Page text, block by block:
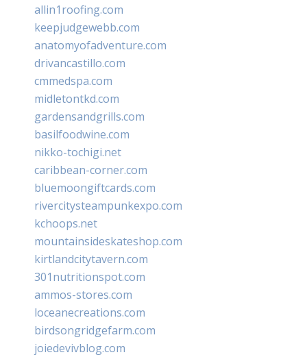
allin1roofing.com
keepjudgewebb.com
anatomyofadventure.com
drivancastillo.com
cmmedspa.com
midletontkd.com
gardensandgrills.com
basilfoodwine.com
nikko-tochigi.net
caribbean-corner.com
bluemoongiftcards.com
rivercitysteampunkexpo.com
kchoops.net
mountainsideskateshop.com
kirtlandcitytavern.com
301nutritionspot.com
ammos-stores.com
loceanecreations.com
birdsongridgefarm.com
joiedevivblog.com